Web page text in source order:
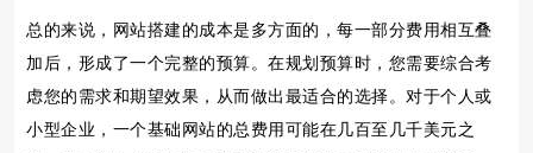
总的来说，网站搭建的成本是多方面的，每一部分费用相互叠
加后，形成了一个完整的预算。在规划预算时，您需要综合考
虑您的需求和期望效果，从而做出最适合的选择。对于个人或
小型企业，一个基础网站的总费用可能在几百至几千美元之